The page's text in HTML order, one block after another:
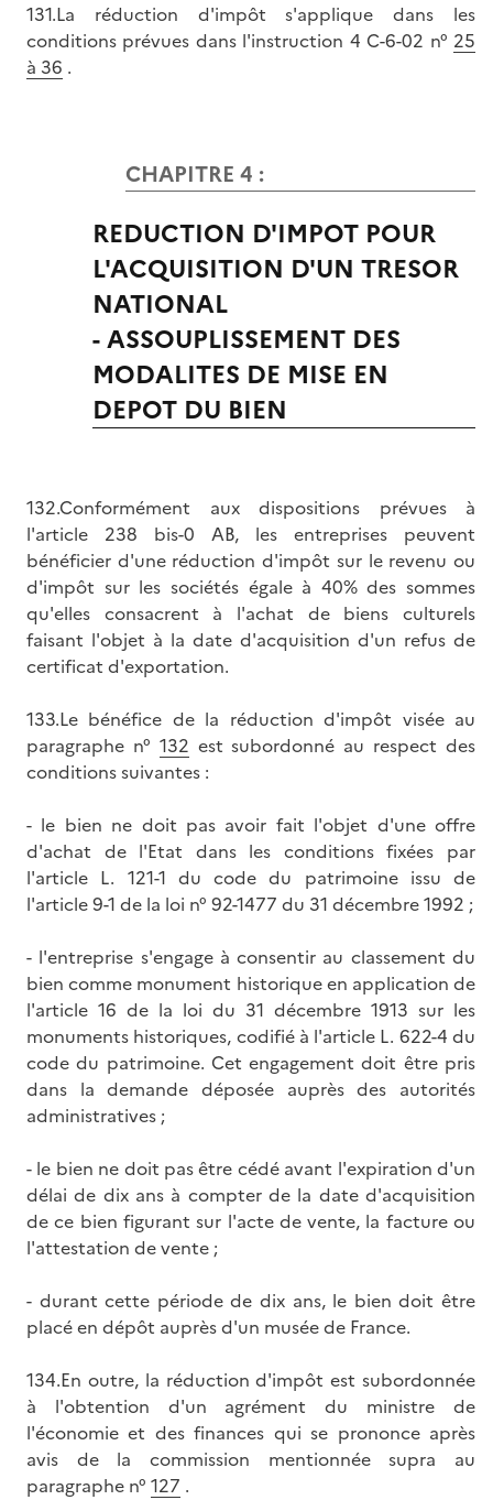
131.La réduction d'impôt s'applique dans les
conditions prévues dans l'instruction 4 C-6-02 n° 25
à 36 .
CHAPITRE 4 :
REDUCTION D'IMPOT POUR
L'ACQUISITION D'UN TRESOR
NATIONAL
- ASSOUPLISSEMENT DES
MODALITES DE MISE EN
DEPOT DU BIEN
132.Conformément aux dispositions prévues à
l'article 238 bis-0 AB, les entreprises peuvent
bénéficier d'une réduction d'impôt sur le revenu ou
d'impôt sur les sociétés égale à 40% des sommes
qu'elles consacrent à l'achat de biens culturels
faisant l'objet à la date d'acquisition d'un refus de
certificat d'exportation.
133.Le bénéfice de la réduction d'impôt visée au
paragraphe n° 132 est subordonné au respect des
conditions suivantes :
- le bien ne doit pas avoir fait l'objet d'une offre
d'achat de l'Etat dans les conditions fixées par
l'article L. 121-1 du code du patrimoine issu de
l'article 9-1 de la loi n° 92-1477 du 31 décembre 1992 ;
- l'entreprise s'engage à consentir au classement du
bien comme monument historique en application de
l'article 16 de la loi du 31 décembre 1913 sur les
monuments historiques, codifié à l'article L. 622-4 du
code du patrimoine. Cet engagement doit être pris
dans la demande déposée auprès des autorités
administratives ;
- le bien ne doit pas être cédé avant l'expiration d'un
délai de dix ans à compter de la date d'acquisition
de ce bien figurant sur l'acte de vente, la facture ou
l'attestation de vente ;
- durant cette période de dix ans, le bien doit être
placé en dépôt auprès d'un musée de France.
134.En outre, la réduction d'impôt est subordonnée
à l'obtention d'un agrément du ministre de
l'économie et des finances qui se prononce après
avis de la commission mentionnée supra au
paragraphe n° 127 .